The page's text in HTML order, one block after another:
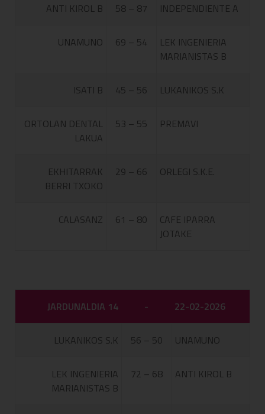
ANTI KIROL B 58 – 87 INDEPENDIENTE A
UNAMUNO 69 – 54
LEK INGENIERIA
MARIANISTAS B
ISATI B 45 – 56 LUKANIKOS S.K
ORTOLAN DENTAL
LAKUA
53 – 55 PREMAVI
EKHITARRAK
BERRI TXOKO
29 – 66 ORLEGI S.K.E.
CALASANZ 61 – 80
CAFE IPARRA
JOTAKE
JARDUNALDIA 14 - 22-02-2026
LUKANIKOS S.K 56 – 50 UNAMUNO
LEK INGENIERIA
MARIANISTAS B
72 – 68 ANTI KIROL B